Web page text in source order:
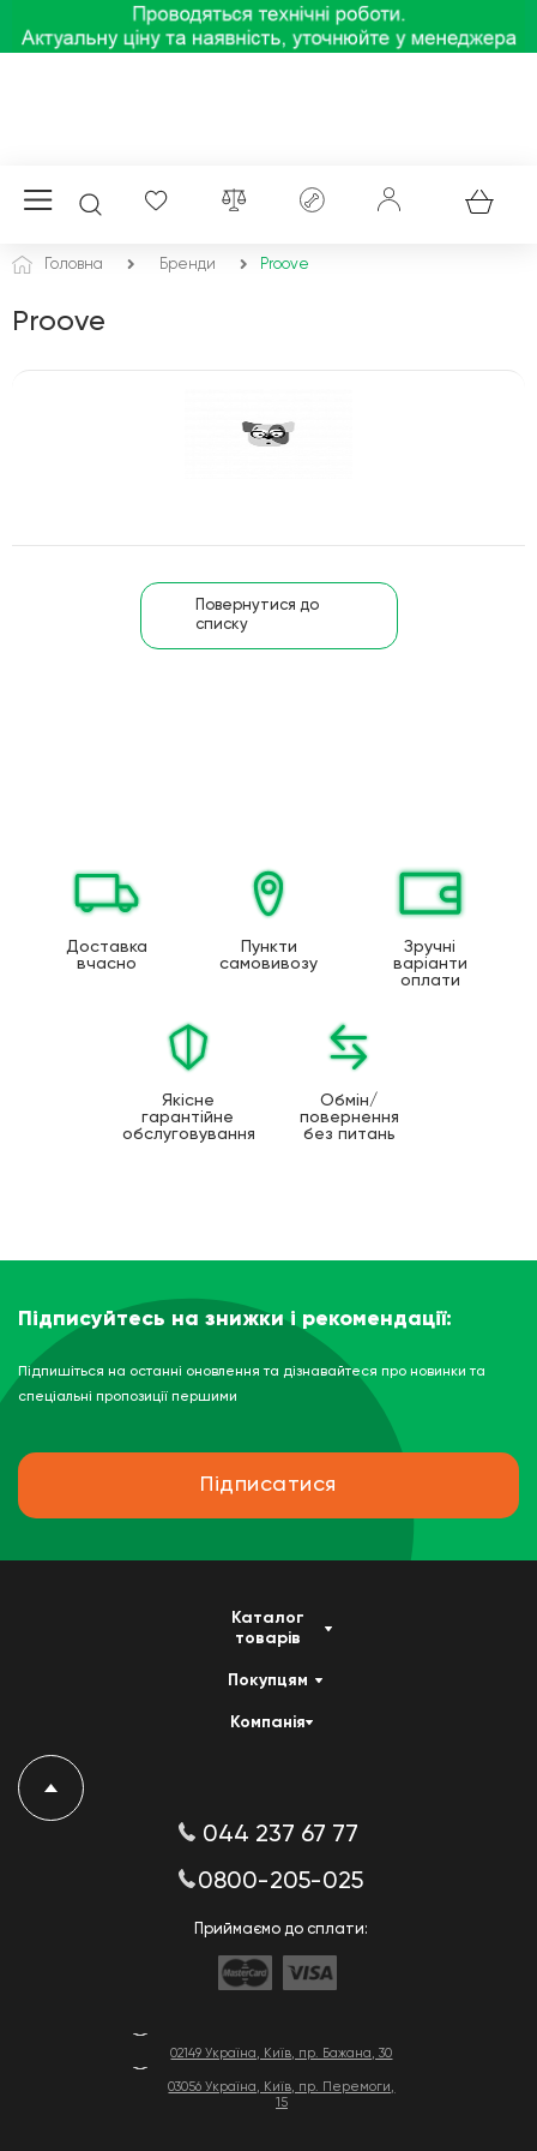
Головна Бренди Proove
Proove
Повернутися до
списку
Доставка
вчасно
Пункти
самовивозу
Зручні
варіанти
оплати
Якісне
гарантійне
обслуговування
Обмін/
повернення
без питань
Підписуйтесь на знижки і рекомендації:
Підпишіться на останні оновлення та дізнавайтеся про новинки та
спеціальні пропозиції першими
Підписатися
02149 Україна, Київ, пр. Бажана, 30
03056 Україна, Київ, пр. Перемоги,
15
Каталог
товарів
Покупцям
Компанія
044 237 67 77
0800-205-025
Приймаємо до сплати: